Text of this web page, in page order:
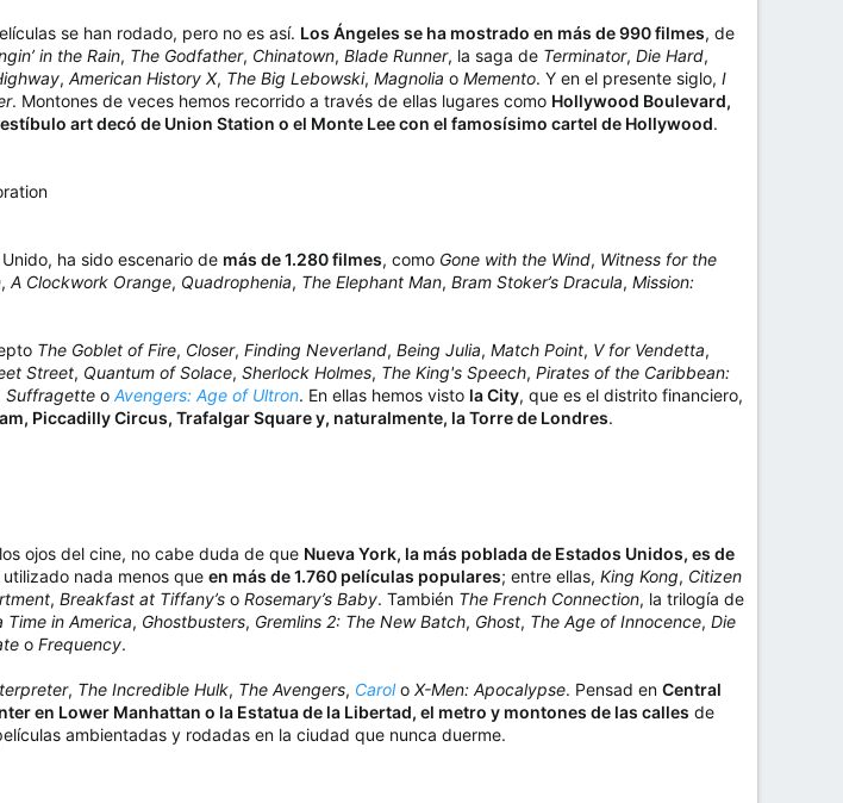
se han rodado, pero no es así. Los Ángeles se ha mostrado en más de 990 filmes, de
in the Rain, The Godfather, Chinatown, Blade Runner, la saga de Terminator, Die Hard,
, American History X, The Big Lebowski, Magnolia o Memento. Y en el presente siglo, I
. Montones de veces hemos recorrido a través de ellas lugares como Hollywood Boulevard,
art decó de Union Station o el Monte Lee con el famosísimo cartel de Hollywood.
ha sido escenario de más de 1.280 filmes, como Gone with the Wind, Witness for the
, A Clockwork Orange, Quadrophenia, The Elephant Man, Bram Stoker’s Dracula, Mission:
The Goblet of Fire, Closer, Finding Neverland, Being Julia, Match Point, V for Vendetta,
Street, Quantum of Solace, Sherlock Holmes, The King's Speech, Pirates of the Caribbean:
Suffragette o Avengers: Age of Ultron. En ellas hemos visto la City, que es el distrito financiero,
Piccadilly Circus, Trafalgar Square y, naturalmente, la Torre de Londres.
ojos del cine, no cabe duda de que Nueva York, la más poblada de Estados Unidos, es de
nada menos que en más de 1.760 películas populares; entre ellas, King Kong, Citizen
, Breakfast at Tiffany’s o Rosemary’s Baby. También The French Connection, la trilogía de
Time in America, Ghostbusters, Gremlins 2: The New Batch, Ghost, The Age of Innocence, Die
o Frequency.
, The Incredible Hulk, The Avengers, Carolo X-Men: Apocalypse. Pensad en Central
en Lower Manhattan o la Estatua de la Libertad, el metro y montones de las calles de
ambientadas y rodadas en la ciudad que nunca duerme.